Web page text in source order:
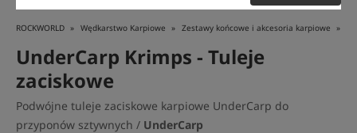
ROCKWORLD Wędkarstwo Karpiowe Zestawy końcowe i akcesoria karpiowe
UnderCarp Krimps - Tuleje
zaciskowe
Podwójne tuleje zaciskowe karpiowe UnderCarp do
przyponów sztywnych / UnderCarp